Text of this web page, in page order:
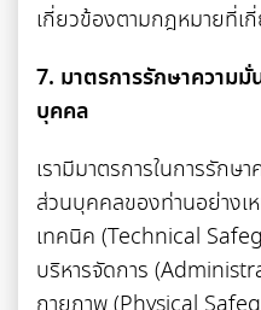
เกี่ยวข้องตามกฎหมายที่เ
7. มาตรการรักษาความ
บุคคล
เรามีมาตรการในการรัก
ส่วนบุคคลของท่านอย่างเ
เทคนิค (Technical
บริหารจัดการ